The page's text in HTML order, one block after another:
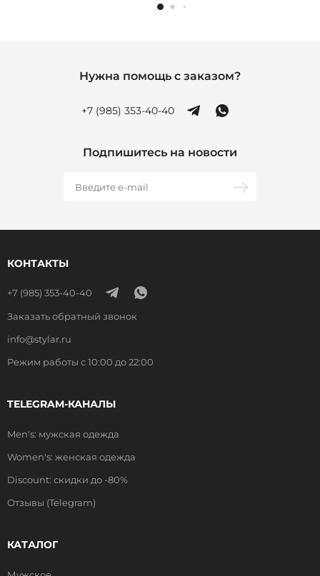
Нужна помощь с заказом?
+7 (985) 353-40-40
Подпишитесь на новости
КОНТАКТЫ
+7 (985) 353-40-40
Заказать обратный звонок
info@stylar.ru
Режим работы с 10:00 до 22:00
TELEGRAM-КАНАЛЫ
Men's: мужская одежда
Women's: женская одежда
Discount: скидки до -80%
Отзывы (Telegram)
КАТАЛОГ